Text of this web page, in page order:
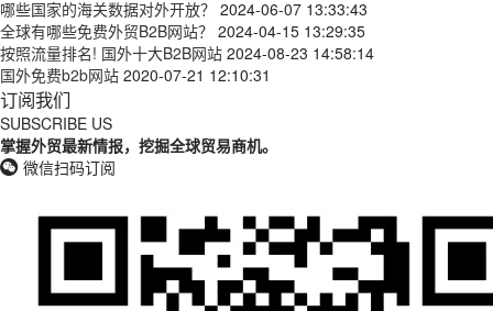
哪些国家的海关数据对外开放？ 2024-06-07 13:33:43
全球有哪些免费外贸B2B网站？ 2024-04-15 13:29:35
按照流量排名! 国外十大B2B网站 2024-08-23 14:58:14
国外免费b2b网站 2020-07-21 12:10:31
订阅我们
SUBSCRIBE US
掌握外贸最新情报，挖掘全球贸易商机。
微信扫码订阅